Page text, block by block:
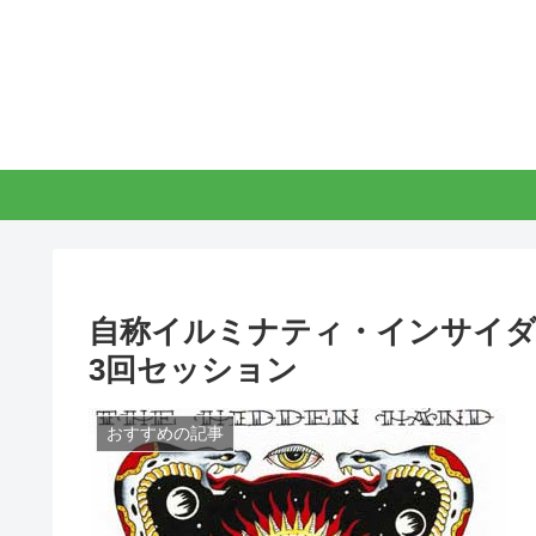
自称イルミナティ・インサイ
3回セッション
おすすめの記事